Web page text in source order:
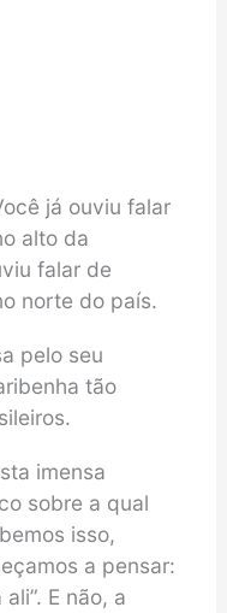
já ouviu falar
alto da
falar de
norte do país.
pelo seu
tão
imensa
sobre a qual
isso,
a pensar:
E não, a